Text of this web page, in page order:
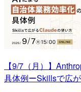
【9/7（月）】
具体例ーSkillsで広